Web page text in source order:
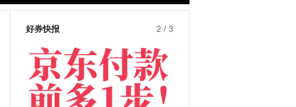
好券快报 3 / 3